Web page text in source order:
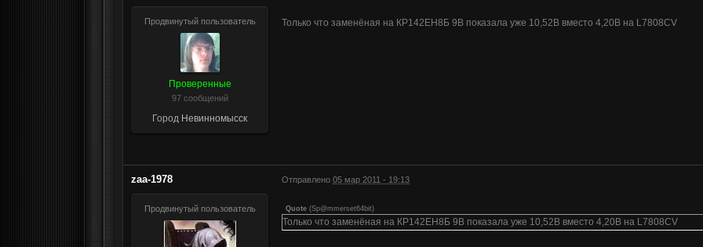
Продвинутый пользователь
Проверенные
97 сообщений
Город Невинномысск
Только что заменёная на КР142ЕН8Б 9В показала уже 10,52В вместо 4,20В на L7808CV
zaa-1978 Отправлено05 мар 2011 - 19:13
Продвинутый пользователь Quote (Sp@mmerset64bit)
Только что заменёная на КР142ЕН8Б 9В показала уже 10,52В вместо 4,20В на L7808CV